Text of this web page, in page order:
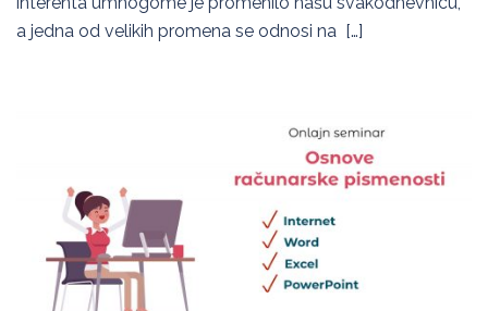
a jedna od velikih promena se odnosi na […]